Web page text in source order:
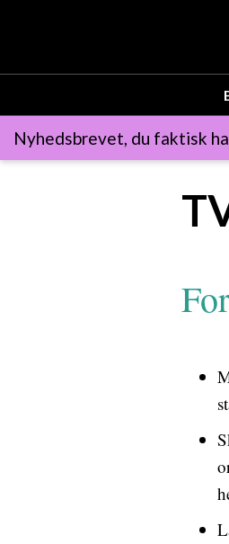
Nyhedsbrevet, du faktisk